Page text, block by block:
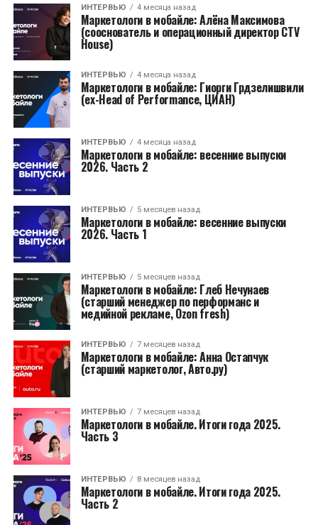
ИНТЕРВЬЮ 4 месяца назад
Маркетологи в мобайле: Алёна Максимова
(сооснователь и операционный директор CTV
House)
ИНТЕРВЬЮ 4 месяца назад
Маркетологи в мобайле: Гиорги Грдзелишвили
(ex-Head of Performance, ЦИАН)
ИНТЕРВЬЮ 4 месяца назад
Маркетологи в мобайле: весенние выпуски
2026. Часть 2
ИНТЕРВЬЮ 5 месяцев назад
Маркетологи в мобайле: весенние выпуски
2026. Часть 1
ИНТЕРВЬЮ 5 месяцев назад
Маркетологи в мобайле: Глеб Нечунаев
(старший менеджер по перформанс и
медийной рекламе, Ozon fresh)
ИНТЕРВЬЮ 7 месяцев назад
Маркетологи в мобайле: Анна Остапчук
(старший маркетолог, Авто.ру)
ИНТЕРВЬЮ 7 месяцев назад
Маркетологи в мобайле. Итоги года 2025.
Часть 3
ИНТЕРВЬЮ 8 месяцев назад
Маркетологи в мобайле. Итоги года 2025.
Часть 2